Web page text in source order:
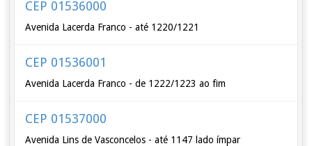
CEP 01536000
Avenida Lacerda Franco - até 1220/1221
CEP 01536001
Avenida Lacerda Franco - de 1222/1223 ao fim
CEP 01537000
Avenida Lins de Vasconcelos - até 1147 lado ímpar